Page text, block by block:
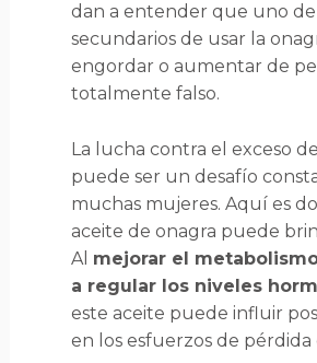
dan a entender que uno
secundarios de usar la
engordar o aumentar de
totalmente falso.
La lucha contra el exceso
puede ser un desafío
muchas mujeres. Aquí es
aceite de onagra puede
Al mejorar el
a regular los niveles
este aceite puede influir
en los esfuerzos de pérdida